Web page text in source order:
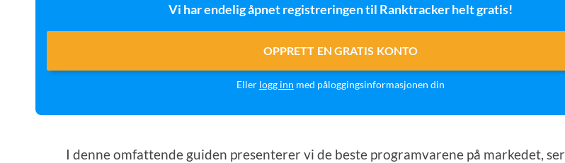
Vi har endelig åpnet registreringen til Ranktracker helt gratis!
OPPRETT EN GRATIS KONTO
Eller logg inn med påloggingsinformasjonen din
I denne omfattende guiden presenterer vi de beste programvarene på markedet, ser